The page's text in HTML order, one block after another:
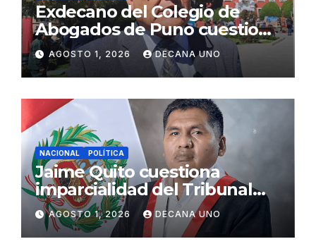
Exdecano del Colegio de
Abogados de Puno cuestiona
propuestas sobre seguridad
ciudadana
AGOSTO 1, 2026 DECANA UNO
NACIONAL POLÍTICA
Jaime Quito cuestiona
imparcialidad del Tribunal
Constitucional tras liberación
de Ollanta Humala
AGOSTO 1, 2026 DECANA UNO